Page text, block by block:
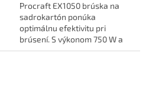
Procraft EX1050 brúska na
sadrokartón ponúka
optimálnu efektivitu pri
brúsení. S výkonom 750 W a
vákuovým systémom je